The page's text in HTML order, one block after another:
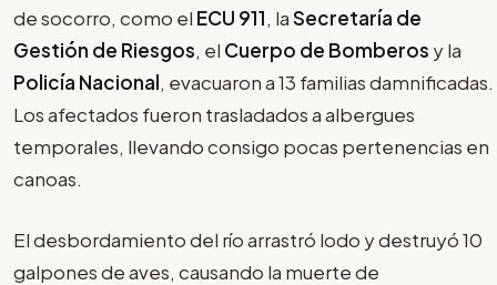
de socorro, como el ECU 911, laSecretaría de
Gestión de Riesgos, el Cuerpo de Bomberos y la
Policía Nacional, evacuaron a 13 familias damnificadas.
Los afectados fueron trasladados a albergues
temporales, llevando consigo pocas pertenencias en
canoas.
El desbordamiento del río arrastró lodo y destruyó 10
galpones de aves, causando la muerte de